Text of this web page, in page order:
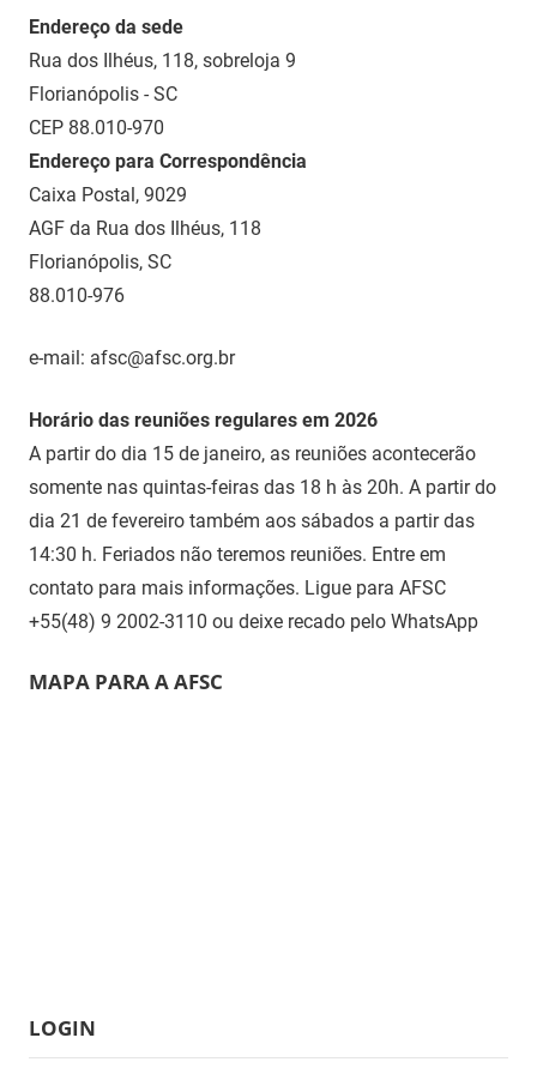
Endereço da sede
Rua dos Ilhéus, 118, sobreloja 9
Florianópolis - SC
CEP 88.010-970
Endereço para Correspondência
Caixa Postal, 9029
AGF da Rua dos Ilhéus, 118
Florianópolis, SC
88.010-976
e-mail: afsc@afsc.org.br
Horário das reuniões regulares em 2026
A partir do dia 15 de janeiro, as reuniões acontecerão
somente nas quintas-feiras das 18 h às 20h. A partir do
dia 21 de fevereiro também aos sábados a partir das
14:30 h. Feriados não teremos reuniões. Entre em
contato para mais informações. Ligue para AFSC
+55(48) 9 2002-3110 ou deixe recado pelo WhatsApp
MAPA PARA A AFSC
LOGIN